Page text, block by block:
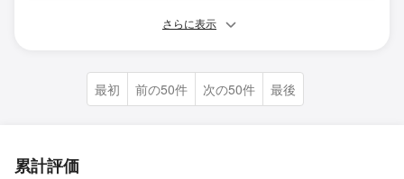
さらに表示
最初 前の50件 次の50件 最後
累計評価